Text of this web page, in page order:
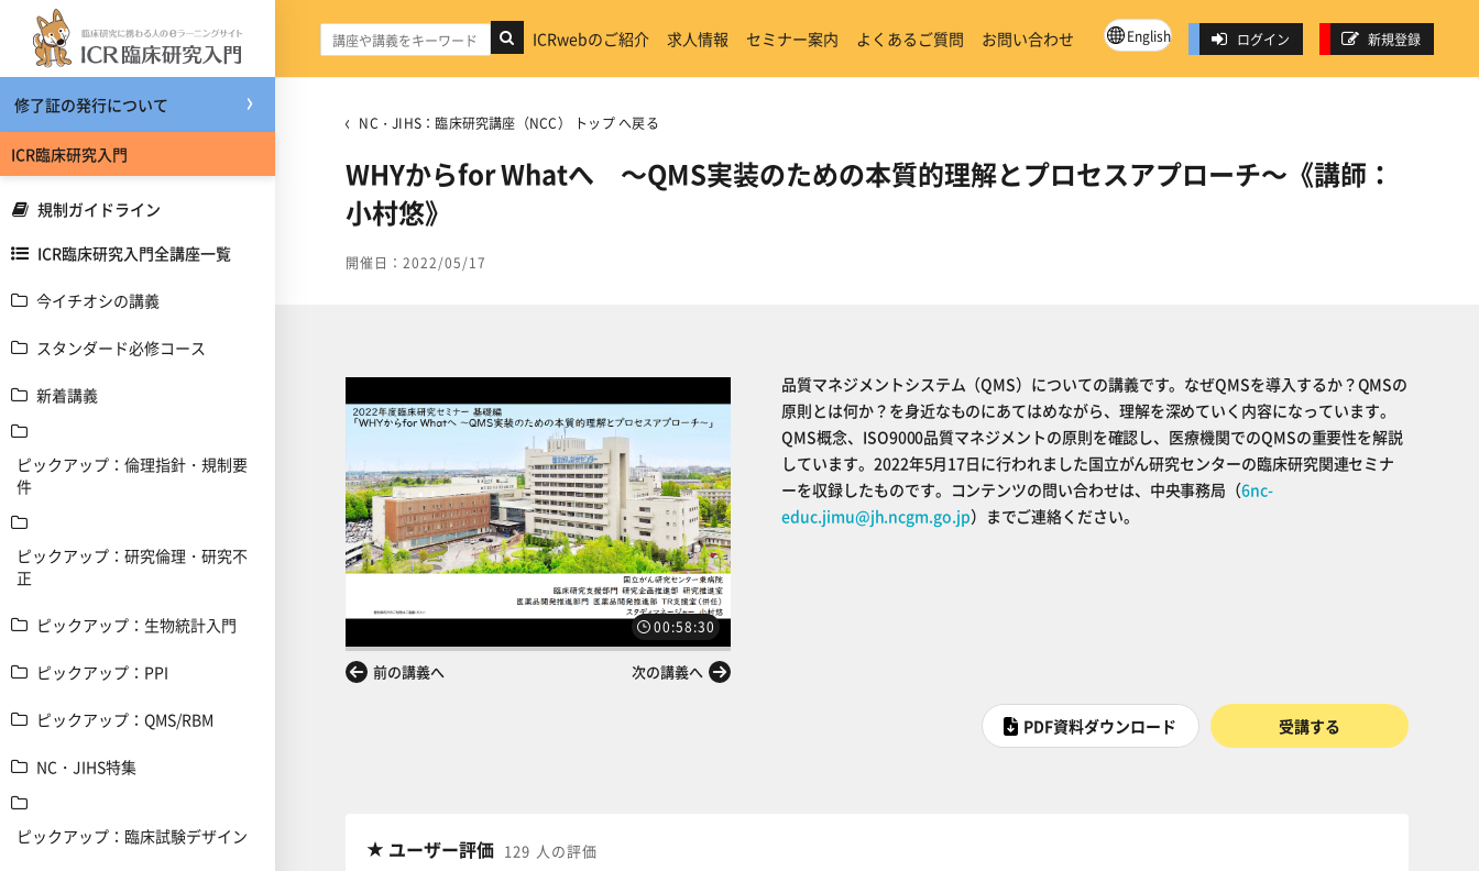
メインコンテンツへスキップする
修了証の発行について
ICR臨床研究入門
規制ガイドライン
ICR臨床研究入門全講座一覧
今イチオシの講義
スタンダード必修コース
新着講義
ピックアップ：倫理指針・規制要
件
ピックアップ：研究倫理・研究不
正
ピックアップ：生物統計入門
ピックアップ：PPI
ピックアップ：QMS/RBM
NC・JIHS特集
ピックアップ：臨床試験デザイン
ICRwebのご紹介 求人情報 セミナー案内 よくあるご質問 お問い合わせ English ログイン 新規登録
NC・JIHS：臨床研究講座（NCC） トップ へ戻る
WHYからfor Whatへ ～QMS実装のための本質的理解とプロセスアプローチ～《講師：
小村悠》
開催日：2022/05/17
00:58:30
前の講義へ 次の講義へ
品質マネジメントシステム（QMS）についての講義です。なぜQMSを導入するか？QMSの
原則とは何か？を身近なものにあてはめながら、理解を深めていく内容になっています。
QMS概念、ISO9000品質マネジメントの原則を確認し、医療機関でのQMSの重要性を解説
しています。2022年5月17日に行われました国立がん研究センターの臨床研究関連セミナ
ーを収録したものです。コンテンツの問い合わせは、中央事務局（6nc-
educ.jimu@jh.ncgm.go.jp）までご連絡ください。
PDF資料ダウンロード 受講する
ユーザー評価 129 人の評価